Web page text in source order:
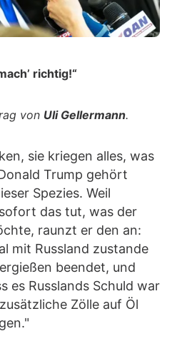
richtig!“
von Uli Gellermann.
sie kriegen alles, was
Trump gehört
Spezies. Weil
das tut, was der
raunzt er den an:
mit Russland zustande
beendet, und
es Russlands Schuld war
Zölle auf Öl